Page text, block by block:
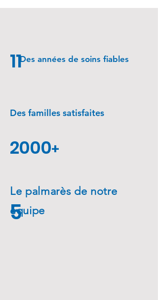
11Des années de soins fiables
Des familles satisfaites
2000+
5
Le palmarès de notre
équipe